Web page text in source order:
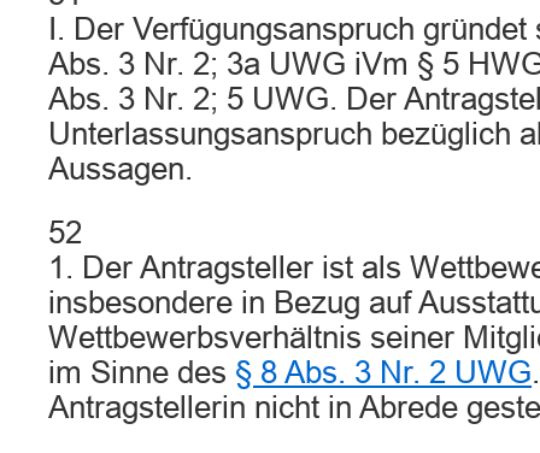
I. Der Verfügungsanspruch
Abs. 3 Nr. 2; 3a UWG iVm § 5
Abs. 3 Nr. 2; 5 UWG. Der
Unterlassungsanspruch bezüglich
Aussagen.
52
1. Der Antragsteller ist als
insbesondere in Bezug auf
Wettbewerbsverhältnis seiner
im Sinne des § 8 Abs. 3 Nr. 2 UWG
Antragstellerin nicht in Abrede